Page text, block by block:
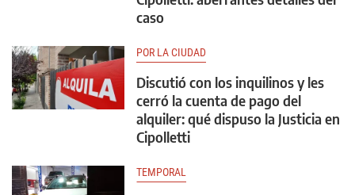
caso
POR LA CIUDAD
Discutió con los inquilinos y les
cerró la cuenta de pago del
alquiler: qué dispuso la Justicia en
Cipolletti
TEMPORAL